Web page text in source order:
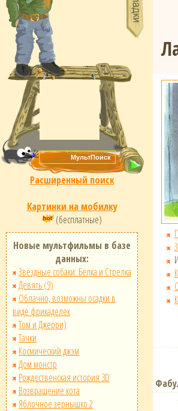
Расширенный поиск
Картинки на мобилку
(бесплатные)
Новые мультфильмы в базе
данных:
Звёздные собаки: Белка и Стрелка
Девять (9)
Облачно, возможны осадки в
виде фрикаделек
Том и Джерри)
Тачки
Космический джэм
Дом монстр
Рождественская история 3D
Возвращение кота
Яблочное зернышко 2